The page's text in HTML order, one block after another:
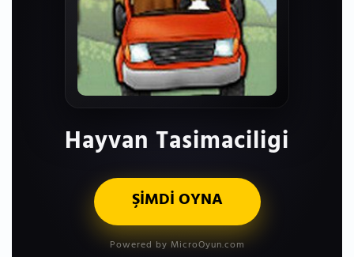
Hayvan Tasimaciligi
ŞİMDİ OYNA
Powered by MicroOyun.com